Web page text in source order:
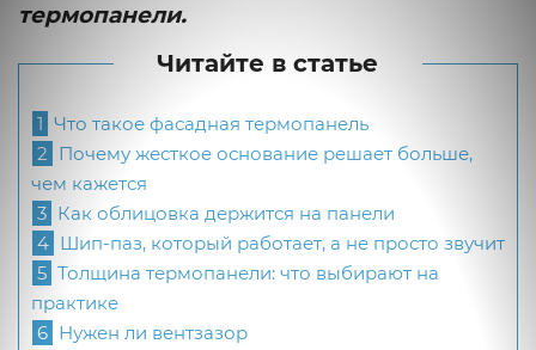
термопанели.
Читайте в статье
1 Что такое фасадная термопанель
2 Почему жесткое основание решает больше,
чем кажется
3 Как облицовка держится на панели
4 Шип-паз, который работает, а не просто звучит
5 Толщина термопанели: что выбирают на
практике
6 Нужен ли вентзазор